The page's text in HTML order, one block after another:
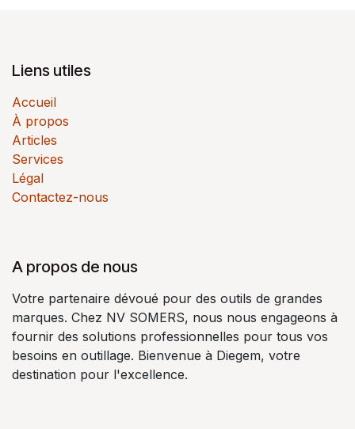
Liens utiles
Accueil
À propos
Articles
Services
Légal
Contactez-nous
A propos de nous
Votre partenaire dévoué pour des outils de grandes
marques. Chez NV SOMERS, nous nous engageons à
fournir des solutions professionnelles pour tous vos
besoins en outillage. Bienvenue à Diegem, votre
destination pour l'excellence.